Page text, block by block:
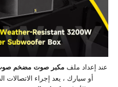
عند إعداد ملف مكبر صوت مضخم
أو سيارك ، يعد إجراء الاتصالات